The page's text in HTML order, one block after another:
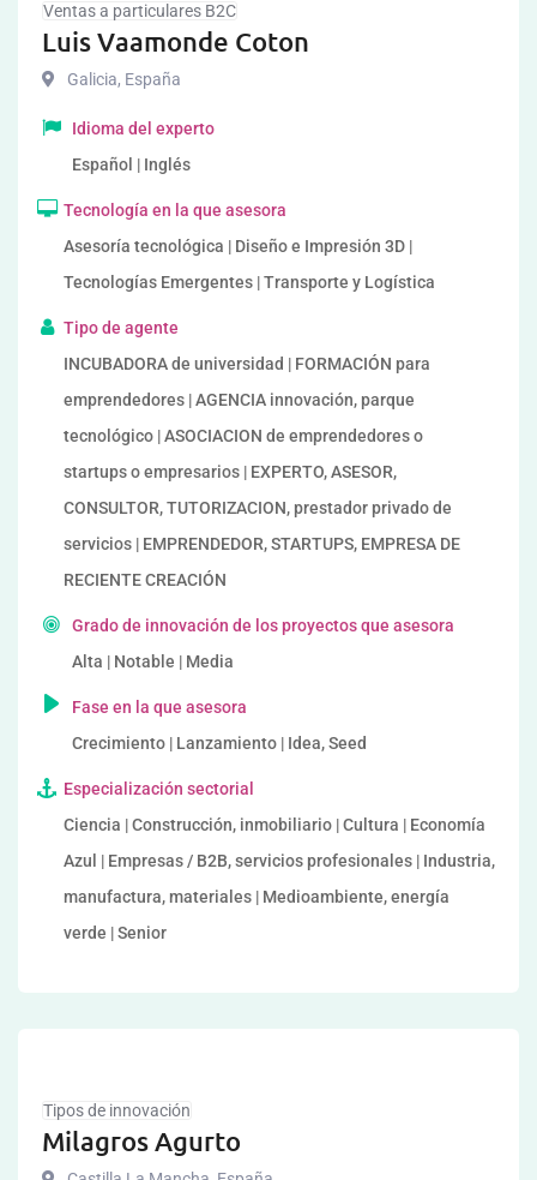
Ventas a particulares B2C
Luis Vaamonde Coton
Galicia, España
Idioma del experto
Español | Inglés
Tecnología en la que asesora
Asesoría tecnológica | Diseño e Impresión 3D |
Tecnologías Emergentes | Transporte y Logística
Tipo de agente
INCUBADORA de universidad | FORMACIÓN para
emprendedores | AGENCIA innovación, parque
tecnológico | ASOCIACION de emprendedores o
startups o empresarios | EXPERTO, ASESOR,
CONSULTOR, TUTORIZACION, prestador privado de
servicios | EMPRENDEDOR, STARTUPS, EMPRESA DE
RECIENTE CREACIÓN
Grado de innovación de los proyectos que asesora
Alta | Notable | Media
Fase en la que asesora
Crecimiento | Lanzamiento | Idea, Seed
Especialización sectorial
Ciencia | Construcción, inmobiliario | Cultura | Economía
Azul | Empresas / B2B, servicios profesionales | Industria,
manufactura, materiales | Medioambiente, energía
verde | Senior
Tipos de innovación
Milagros Agurto